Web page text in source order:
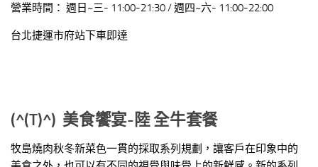
營業時間： 週日~三- 11:00-21:30 / 週四~六- 11:00-22:00
台北捷運市府站下車即達
(^(T)^) 美食饗宴-陸 全牛套餐
牧島燒肉秋冬新菜色一貫的採取系列規劃，讓客戶在印象中的